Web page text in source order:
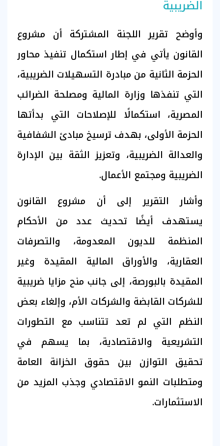
الضريبية
وأوضح تقرير اللجنة المشتركة أن مشروع
القانون يأتي في إطار استكمال تنفيذ محاور
الحزمة الثانية من مبادرة التسهيلات الضريبية،
التي تنفذها وزارة المالية ومصلحة الضرائب
المصرية، استكمالًا للإصلاحات التي بدأتها
الحزمة الأولى، بهدف ترسيخ مبادئ الشفافية
والعدالة الضريبية، وتعزيز الثقة بين الإدارة
الضريبية ومجتمع الأعمال.
وأشار التقرير إلى أن مشروع القانون
يستهدف أيضًا تحديث عدد من الأحكام
المنظمة للديون المعدومة، والتصرفات
العقارية، والأوراق المالية المقيدة وغير
المقيدة بالبورصة، إلى جانب منح مزايا ضريبية
للشركات القابضة والشركات الأم، وإلغاء بعض
النظم التي لم تعد تتناسب مع التطورات
التشريعية والاقتصادية، بما يسهم في
تحقيق التوازن بين حقوق الخزانة العامة
ومتطلبات النمو الاقتصادي وجذب المزيد من
الاستثمارات.